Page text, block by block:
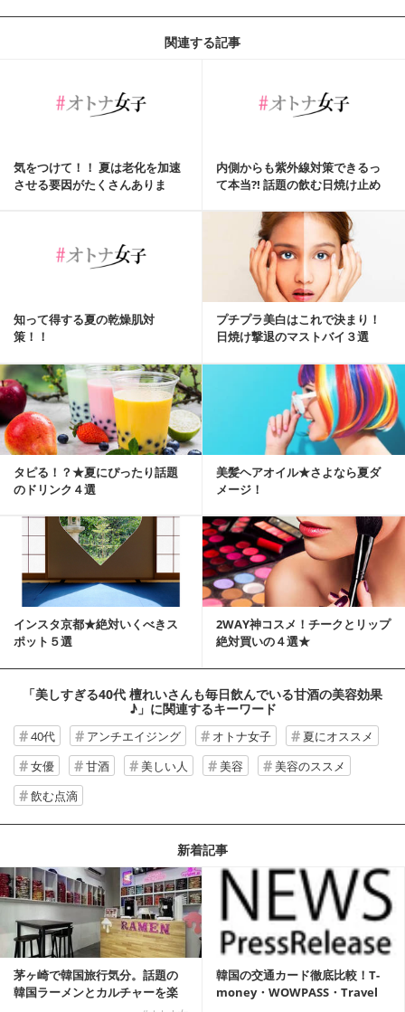
関連する記事
気をつけて！！ 夏は老化を加速
させる要因がたくさんありま
内側からも紫外線対策できるっ
て本当?! 話題の飲む日焼け止め
知って得する夏の乾燥肌対
策！！
プチプラ美白はこれで決まり！
日焼け撃退のマストバイ３選
タピる！？★夏にぴったり話題
のドリンク４選
美髪ヘアオイル★さよなら夏ダ
メージ！
インスタ京都★絶対いくべきス
ポット５選
2WAY神コスメ！チークとリップ
絶対買いの４選★
「美しすぎる40代 檀れいさんも毎日飲んでいる甘酒の美容効果
♪」 に関連するキーワード
40代 アンチエイジング オトナ女子
夏にオススメ
女優
甘酒 美しい人 美容
美容のススメ
飲む点滴
新着記事
茅ヶ崎で韓国旅行気分。話題の
韓国ラーメンとカルチャーを楽
韓国の交通カード徹底比較！T-
money・WOWPASS・Travel